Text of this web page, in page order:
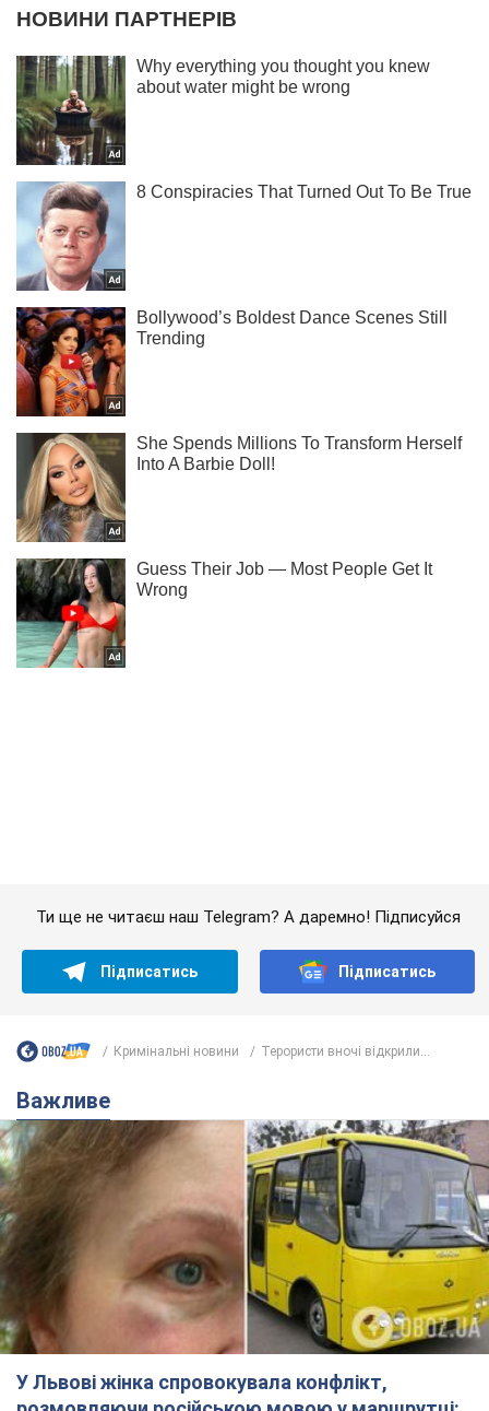
У Львові жінка спровокувала конфлікт,
розмовляючи російською мовою у маршрутці:
поліція склала адмінпротокол. Відео
На місце події прибули патрульні поліцейські та слідчо-
оперативна група
10,0 т.
"Воюють, бо дурні": у Чернівцях
водій автобуса зневажив